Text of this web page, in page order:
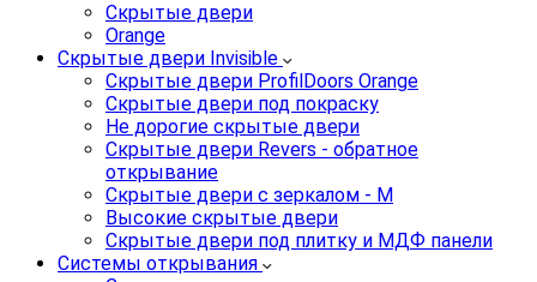
Скрытые двери
Orange
Скрытые двери Invisible
Скрытые двери ProfilDoors Orange
Скрытые двери под покраску
Не дорогие скрытые двери
Скрытые двери Revers - обратное
открывание
Скрытые двери с зеркалом - M
Высокие скрытые двери
Скрытые двери под плитку и МДФ панели
Системы открывания